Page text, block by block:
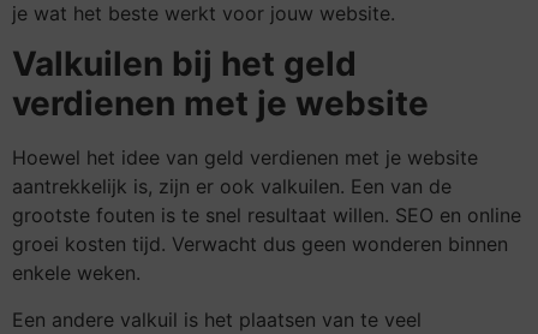
je wat het beste werkt voor jouw website.
Valkuilen bij het geld
verdienen met je website
Hoewel het idee van geld verdienen met je website
aantrekkelijk is, zijn er ook valkuilen. Een van de
grootste fouten is te snel resultaat willen. SEO en online
groei kosten tijd. Verwacht dus geen wonderen binnen
enkele weken.
Een andere valkuil is het plaatsen van te veel